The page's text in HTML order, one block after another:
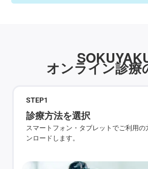
オンライン診療
STEP1
診療方法を選択
スマートフォン・タブレットでご利用の
ンロードします。